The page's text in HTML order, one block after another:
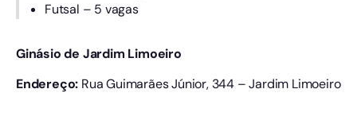
Futsal – 5 vagas
Ginásio de Jardim Limoeiro
Endereço: Rua Guimarães Júnior, 344 – Jardim Limoeiro